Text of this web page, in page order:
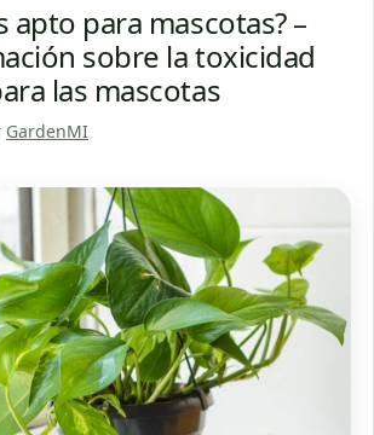
apto para mascotas? –
sobre la toxicidad
las mascotas
GardenMI